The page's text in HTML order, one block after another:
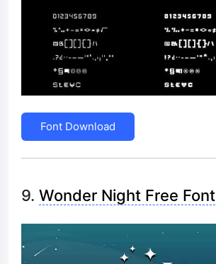
Font Download
9. Wonder Night Free Font